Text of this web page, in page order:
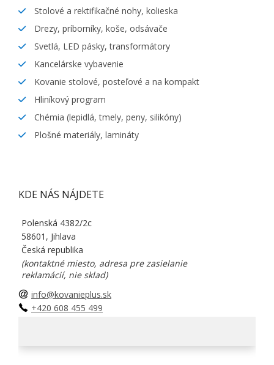
Stolové a rektifikačné nohy, kolieska
Drezy, príborníky, koše, odsávače
Svetlá, LED pásky, transformátory
Kancelárske vybavenie
Kovanie stolové, posteľové a na kompakt
Hliníkový program
Chémia (lepidlá, tmely, peny, silikóny)
Plošné materiály, lamináty
KDE NÁS NÁJDETE
Polenská 4382/2c
58601, Jihlava
Česká republika
(kontaktné miesto, adresa pre zasielanie
reklamácií, nie sklad)
info@kovanieplus.sk
+420 608 455 499